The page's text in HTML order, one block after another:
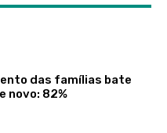
das famílias bate
novo: 82%